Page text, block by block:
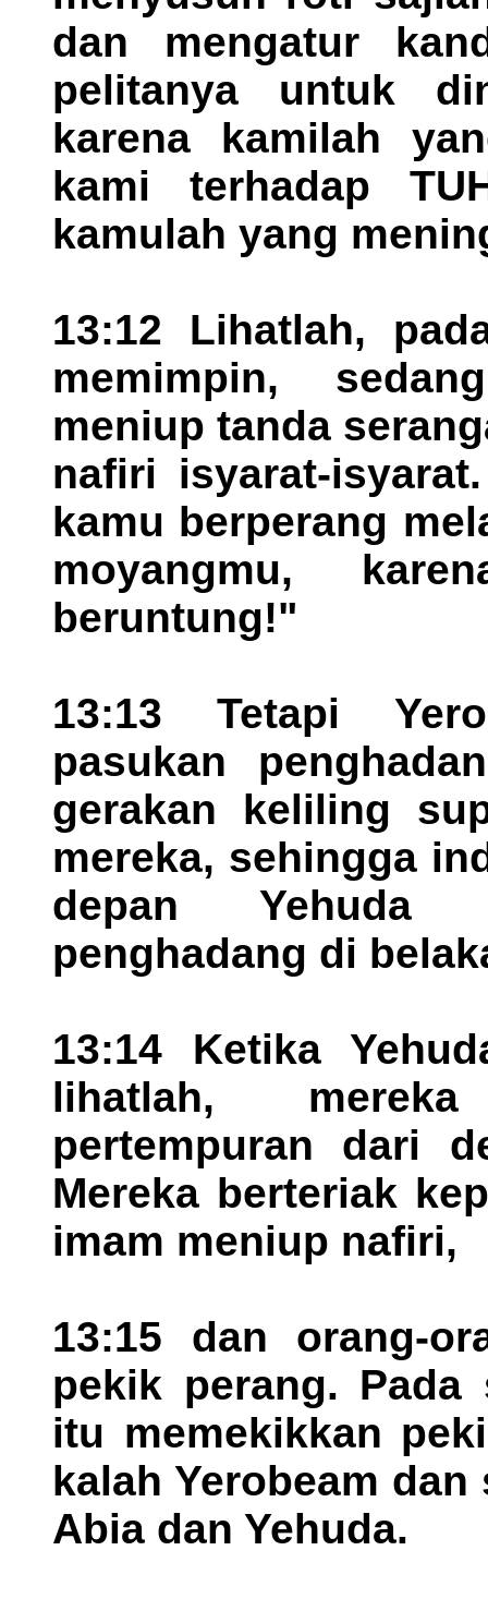
dan mengatur
pelitanya untuk
karena kamilah
kami terhadap
kamulah yang
13:12 Lihatlah,
memimpin,
meniup tanda
nafiri isyarat-
kamu berperang
moyangmu,
beruntung!"
13:13 Tetapi
pasukan
gerakan keliling
mereka, sehingga
depan Yehuda
penghadang di
13:14 Ketika
lihatlah,
pertempuran dari
Mereka berteriak
imam meniup nafiri,
13:15 dan orang-
pekik perang. Pada
itu memekikkan
kalah Yerobeam
Abia dan Yehuda.